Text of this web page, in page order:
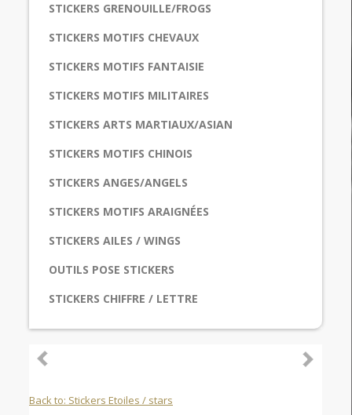
STICKERS GRENOUILLE/FROGS
STICKERS MOTIFS CHEVAUX
STICKERS MOTIFS FANTAISIE
STICKERS MOTIFS MILITAIRES
STICKERS ARTS MARTIAUX/ASIAN
STICKERS MOTIFS CHINOIS
STICKERS ANGES/ANGELS
STICKERS MOTIFS ARAIGNÉES
STICKERS AILES / WINGS
OUTILS POSE STICKERS
STICKERS CHIFFRE / LETTRE
Back to: Stickers Etoiles / stars